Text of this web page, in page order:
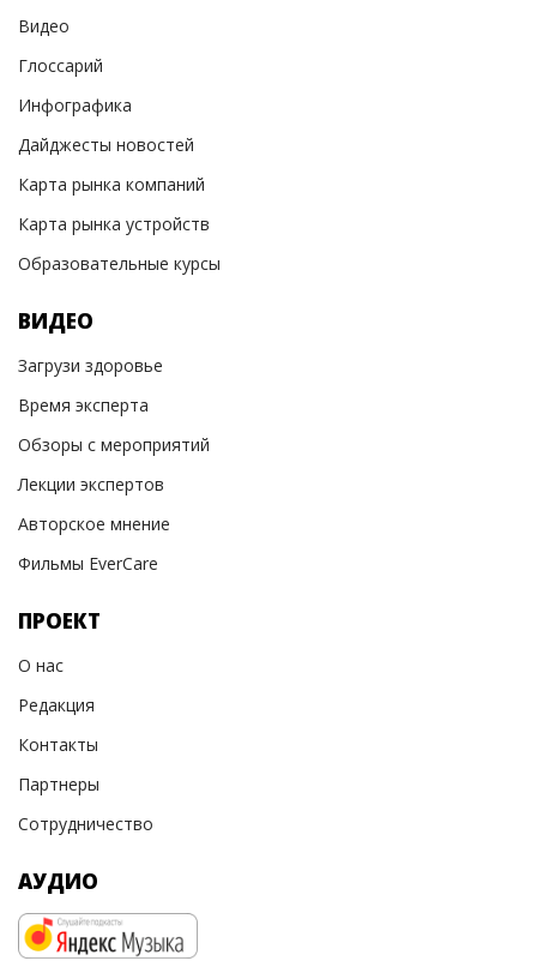
Видео
Глоссарий
Инфографика
Дайджесты новостей
Карта рынка компаний
Карта рынка устройств
Образовательные курсы
ВИДЕО
Загрузи здоровье
Время эксперта
Обзоры с мероприятий
Лекции экспертов
Авторское мнение
Фильмы EverCare
ПРОЕКТ
О нас
Редакция
Контакты
Партнеры
Сотрудничество
АУДИО